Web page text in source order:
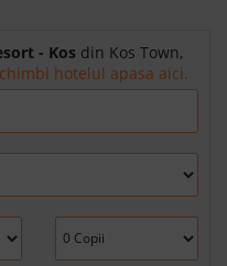
- Kos din Kos Town,
hotelul apasa aici.